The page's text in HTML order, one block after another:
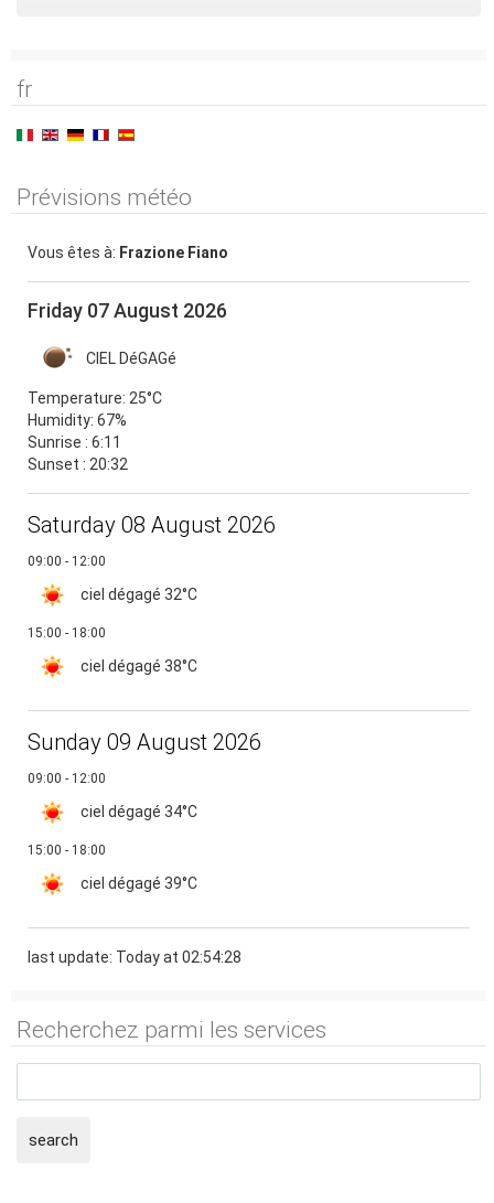
fr
Prévisions météo
Vous êtes à: Frazione Fiano
Friday 07 August 2026
CIEL DéGAGé
Temperature: 25°C
Humidity: 67%
Sunrise : 6:11
Sunset : 20:32
Saturday 08 August 2026
09:00 - 12:00
ciel dégagé 32°C
15:00 - 18:00
ciel dégagé 38°C
Sunday 09 August 2026
09:00 - 12:00
ciel dégagé 34°C
15:00 - 18:00
ciel dégagé 39°C
last update: Today at 02:54:28
Recherchez parmi les services
search